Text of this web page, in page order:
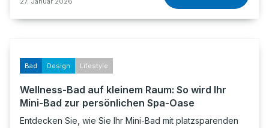
Bad Design Lifestyle
Wellness-Bad auf kleinem Raum: So wird Ihr
Mini-Bad zur persönlichen Spa-Oase
Entdecken Sie, wie Sie Ihr Mini-Bad mit platzsparenden